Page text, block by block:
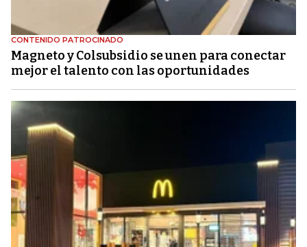
CONTENIDO PATROCINADO
Magneto y Colsubsidio se unen para conectar
mejor el talento con las oportunidades